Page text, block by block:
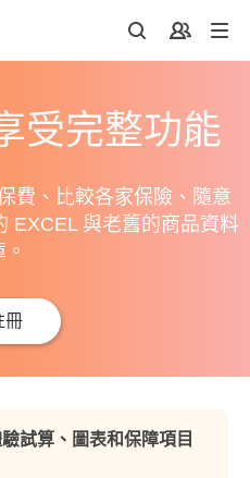
受完整功能
費、比較各家保險、隨意
EXCEL 與老舊的商品資料
。
冊
試算、圖表和保障項目